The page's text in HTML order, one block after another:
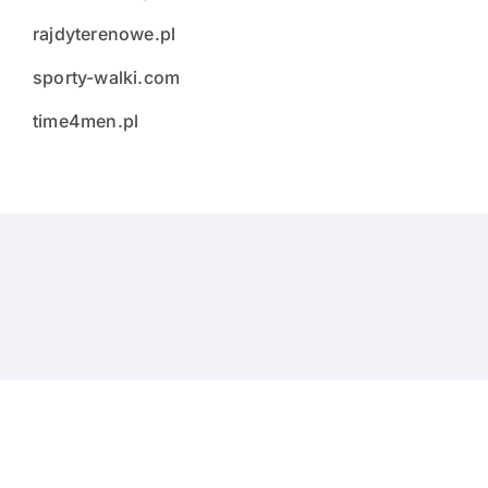
rajdyterenowe.pl
sporty-walki.com
time4men.pl